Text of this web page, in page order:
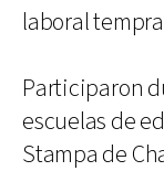
laboral
Participaron
escuelas de
Stampa de